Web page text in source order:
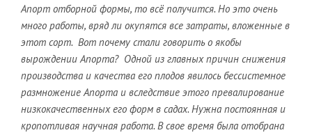
Апорт отборной формы, то всё получится. Но это очень
много работы, вряд ли окупятся все затраты, вложенные в
этот сорт. Вот почему стали говорить о якобы
вырождении Апорта? Одной из главных причин снижения
производства и качества его плодов явилось бессистемное
размножение Апорта и вследствие этого превалирование
низкокачественных его форм в садах. Нужна постоянная и
кропотливая научная работа. В свое время была отобрана